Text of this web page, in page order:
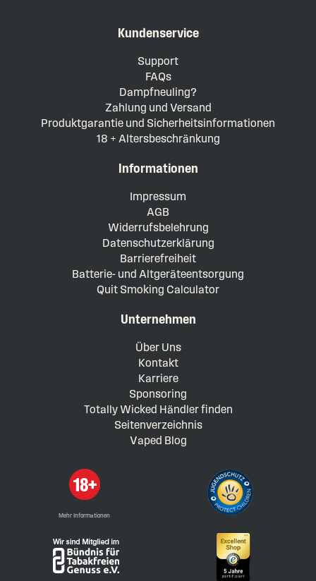
Kundenservice
Support
FAQs
Dampfneuling?
Zahlung und Versand
Produktgarantie und Sicherheitsinformationen
18 + Altersbeschränkung
Informationen
Impressum
AGB
Widerrufsbelehrung
Datenschutzerklärung
Barrierefreiheit
Batterie- und Altgeräteentsorgung
Quit Smoking Calculator
Unternehmen
Über Uns
Kontakt
Karriere
Sponsoring
Totally Wicked Händler finden
Seitenverzeichnis
Vaped Blog
Mehr Informationen